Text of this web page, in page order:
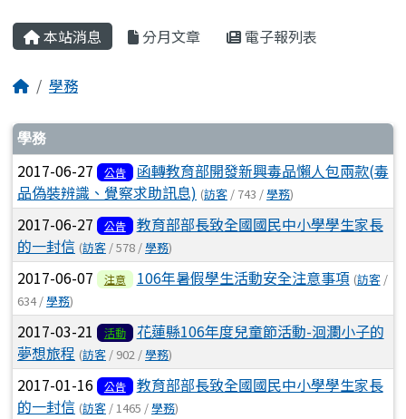
主內容區域
本站消息 分月文章 電子報列表
回首頁
學務
文章列表
學務
2017-06-27 公告
函轉教育部開發新興毒品懶人包兩款(毒
品偽裝辨識、覺察求助訊息) (訪客 / 743 /學務)
2017-06-27 公告
教育部部長致全國國民中小學學生家長
的一封信 (訪客 / 578 /學務)
2017-06-07 注意 106年暑假學生活動安全注意事項 (訪客/
634 /學務)
2017-03-21 活動
花蓮縣106年度兒童節活動-洄瀾小子的
夢想旅程 (訪客 / 902 /學務)
2017-01-16 公告
教育部部長致全國國民中小學學生家長
的一封信 (訪客 / 1465 /學務)